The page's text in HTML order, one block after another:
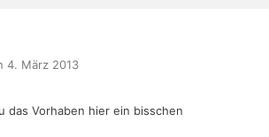
4. März 2013
das Vorhaben hier ein bisschen